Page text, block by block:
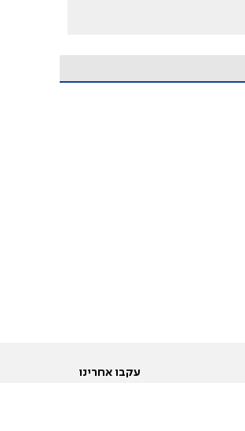
עקבו אחרינו